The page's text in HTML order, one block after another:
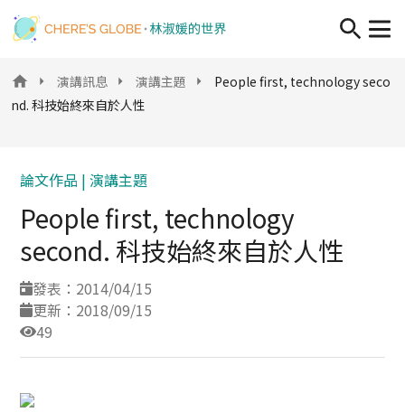
演講訊息 演講主題
People first, technology seco
nd. 科技始終來自於人性
論文作品 | 演講主題
People first, technology
second. 科技始終來自於人性
發表：2014/04/15
更新：2018/09/15
49